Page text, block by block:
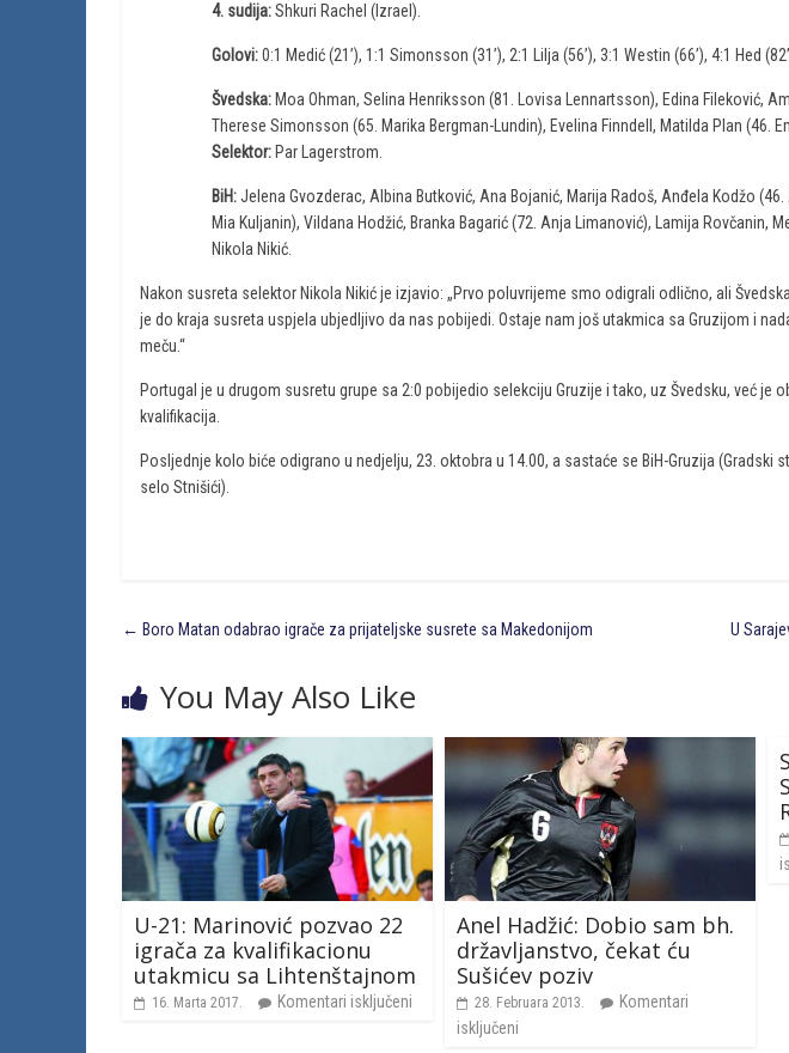
4. sudija:Shkuri Rachel (Izrael).
Golovi:0:1 Medić (21’), 1:1 Simonsson (31’), 2:1 Lilja (56’), 3:1 Westin (66’), 4:1 Hed
Švedska: Moa Ohman, Selina Henriksson (81. Lovisa Lennartsson), Edina Fileković,
Therese Simonsson (65. Marika Bergman-Lundin), Evelina Finndell, Matilda Plan (46.
Selektor: Par Lagerstrom.
BiH:Jelena Gvozderac, Albina Butković, Ana Bojanić, Marija Radoš, Anđela Kodžo (46.
Mia Kuljanin), Vildana Hodžić, Branka Bagarić (72. Anja Limanović), Lamija Rovčanin,
Nikola Nikić.
Nakon susreta selektor Nikola Nikić je izjavio: „Prvo poluvrijeme smo odigrali odlično, ali
je do kraja susreta uspjela ubjedljivo da nas pobijedi. Ostaje nam još utakmica sa Gruzijom i
meču.“
Portugal je u drugom susretu grupe sa 2:0 pobijedio selekciju Gruzije i tako, uz Švedsku, već je
kvalifikacija.
Posljednje kolo biće odigrano u nedjelju, 23. oktobra u 14.00, a sastaće se BiH-Gruzija (Gradski
selo Stnišići).
← Boro Matan odabrao igrače za prijateljske susrete sa Makedonijom U
You May Also Like
U-21: Marinović pozvao 22
igrača za kvalifikacionu
utakmicu sa Lihtenštajnom
16. Marta 2017. Komentari isključeni
Anel Hadžić: Dobio sam bh.
državljanstvo, čekat ću
Sušićev poziv
28. Februara 2013.
Komentari
isključeni